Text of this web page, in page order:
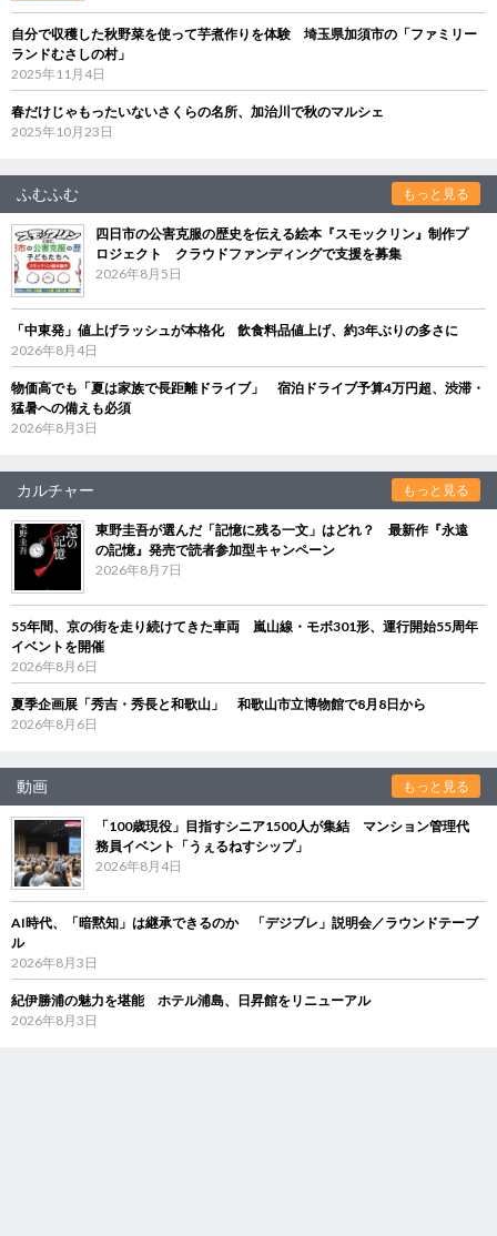
自分で収穫した秋野菜を使って芋煮作りを体験 埼玉県加須市の「ファミリー
ランドむさしの村」
2025年11月4日
春だけじゃもったいないさくらの名所、加治川で秋のマルシェ
2025年10月23日
ふむふむ もっと見る
四日市の公害克服の歴史を伝える絵本『スモックリン』制作プ
ロジェクト クラウドファンディングで支援を募集
2026年8月5日
「中東発」値上げラッシュが本格化 飲食料品値上げ、約3年ぶりの多さに
2026年8月4日
物価高でも「夏は家族で長距離ドライブ」 宿泊ドライブ予算4万円超、渋滞・
猛暑への備えも必須
2026年8月3日
カルチャー もっと見る
東野圭吾が選んだ「記憶に残る一文」はどれ？ 最新作『永遠
の記憶』発売で読者参加型キャンペーン
2026年8月7日
55年間、京の街を走り続けてきた車両 嵐山線・モボ301形、運行開始55周年
イベントを開催
2026年8月6日
夏季企画展「秀吉・秀長と和歌山」 和歌山市立博物館で8月8日から
2026年8月6日
動画 もっと見る
「100歳現役」目指すシニア1500人が集結 マンション管理代
務員イベント「うぇるねすシップ」
2026年8月4日
AI時代、「暗黙知」は継承できるのか 「デジブレ」説明会／ラウンドテーブ
ル
2026年8月3日
紀伊勝浦の魅力を堪能 ホテル浦島、日昇館をリニューアル
2026年8月3日